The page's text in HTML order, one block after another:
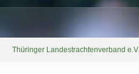
Thüringer Landestrachtenverband e.V.